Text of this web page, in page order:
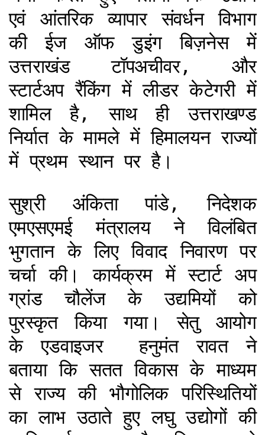
एवं आंतरिक व्यापार संवर्धन विभाग
की ईज ऑफ डुइंग बिज़नेस में
उत्तराखंड टॉपअचीवर, और
स्टार्टअप रैंकिंग में लीडर केटेगरी में
शामिल है, साथ ही उत्तराखण्ड
निर्यात के मामले में हिमालयन राज्यों
में प्रथम स्थान पर है।
सुश्री अंकिता पांडे, निदेशक
एमएसएमई मंत्रालय ने विलंबित
भुगतान के लिए विवाद निवारण पर
चर्चा की। कार्यक्रम में स्टार्ट अप
ग्रांड चौलेंज के उद्यमियों को
पुरस्कृत किया गया। सेतु आयोग
के एडवाइजर हनुमंत रावत ने
बताया कि सतत विकास के माध्यम
से राज्य की भौगोलिक परिस्थितियों
का लाभ उठाते हुए लघु उद्योगों की